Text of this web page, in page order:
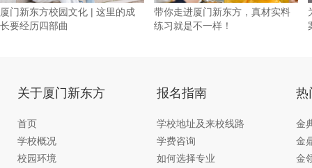
厦门新东方校园文化 | 这里的成
长要经历四部曲
带你走进厦门新东方，真材实料
练习就是不一样！
关于厦门新东方
首页
学校概况
校园环境
报名指南
学校地址及来校线路
学费咨询
如何选择专业
热
金
金
金